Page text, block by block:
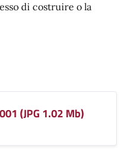
di costruire o la
(JPG 1.02 Mb)